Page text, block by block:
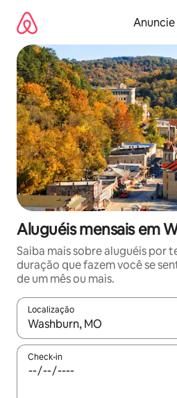
para
conteúdo
Aluguéis mensais em
Saiba mais sobre aluguéis por
duração que fazem você se
de um mês ou mais.
Localização
Quando os resultados
Check-in